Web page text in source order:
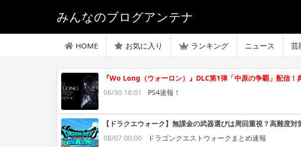
みんなのブログアンテナ
HOME お気に入り ランキング ニュース 芸
『Wo Long（ウォーロン）』DLC第1弾「中原の争覇」配信
06/30 16:01
PS4速報！
【ドラクエウォーク】無課金の武器選びは周回重視？高難度
08/07 00:00
ドラゴンクエストウォークまとめ速報